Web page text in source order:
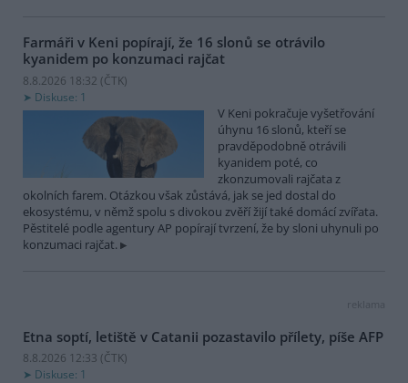
Farmáři v Keni popírají, že 16 slonů se otrávilo
kyanidem po konzumaci rajčat
8.8.2026 18:32 (ČTK)
Diskuse: 1
V Keni pokračuje vyšetřování
úhynu 16 slonů, kteří se
pravděpodobně otrávili
kyanidem poté, co
zkonzumovali rajčata z
okolních farem. Otázkou však zůstává, jak se jed dostal do
ekosystému, v němž spolu s divokou zvěří žijí také domácí zvířata.
Pěstitelé podle agentury AP popírají tvrzení, že by sloni uhynuli po
konzumaci rajčat.
reklama
Etna soptí, letiště v Catanii pozastavilo přílety, píše AFP
8.8.2026 12:33 (ČTK)
Diskuse: 1